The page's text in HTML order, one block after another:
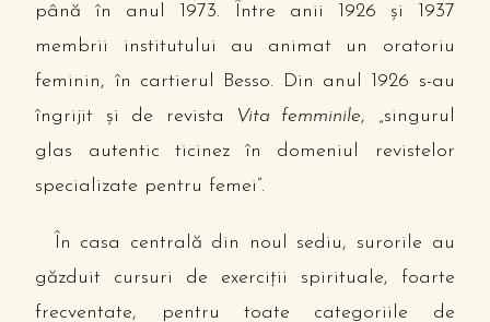
până în anul 1973. Între anii 1926 şi 1937
membrii institutului au animat un oratoriu
feminin, în cartierul Besso. Din anul 1926 s-au
îngrijit şi de revista
Vita femminile, „singurul
glas autentic ticinez în domeniul revistelor
specializate pentru femei”.
În casa centrală din noul sediu, surorile au
găzduit cursuri de exerciţii spirituale, foarte
frecventate, pentru toate categoriile de